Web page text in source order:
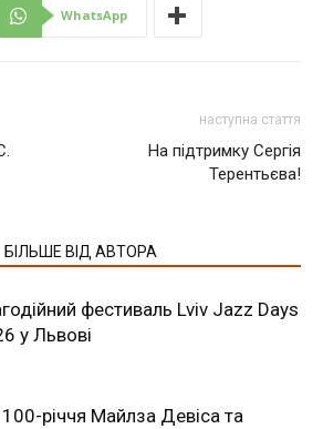
WhatsApp
наступна стаття
На підтримку Сергія
Терентьєва!
БІЛЬШЕ ВІД АВТОРА
фестиваль Lviv Jazz Days
у Львові
річчя Майлза Девіса та